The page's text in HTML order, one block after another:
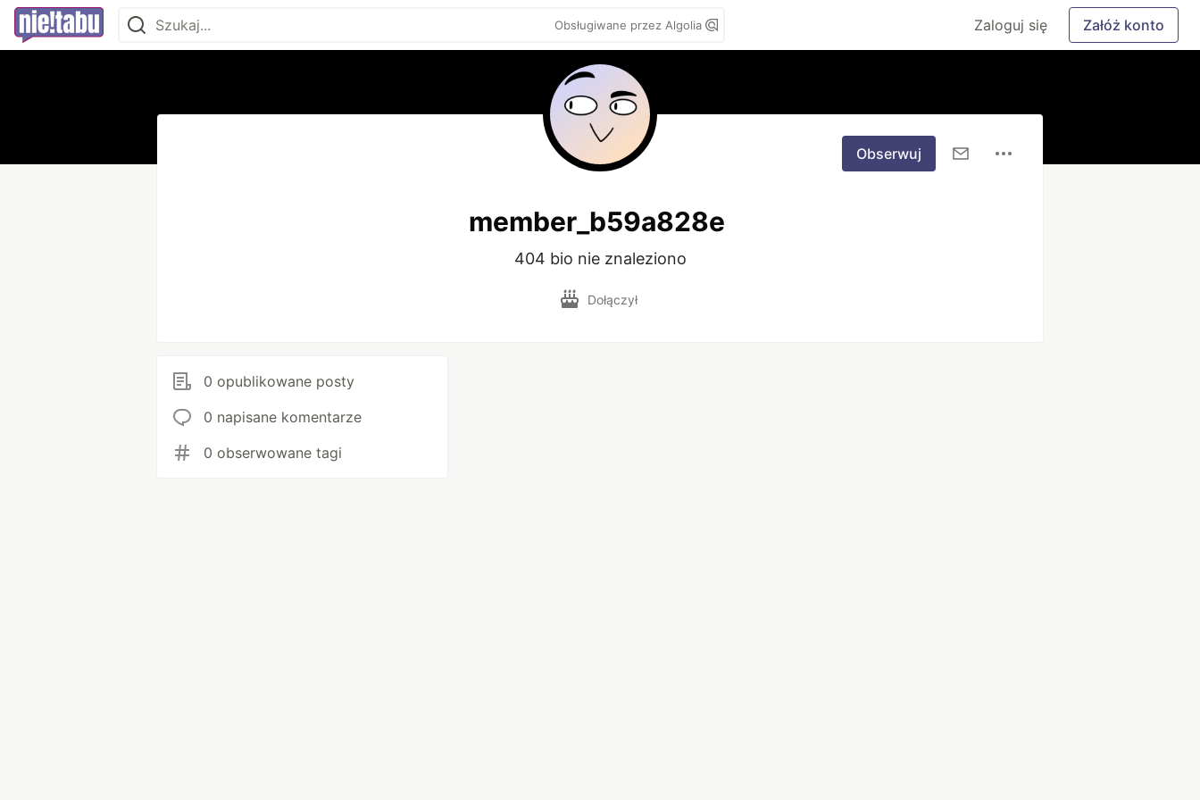
Obsługiwane przez Algolia Zaloguj się Załóż konto
Obserwuj
member_b59a828e
404 bio nie znaleziono
Dołączył
0 opublikowane posty
0 napisane komentarze
0 obserwowane tagi